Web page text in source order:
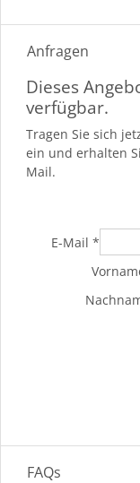
Anfragen
Dieses
verfügbar.
Tragen Sie sich
ein und erhalten
Mail.
E-Mail *
FAQs